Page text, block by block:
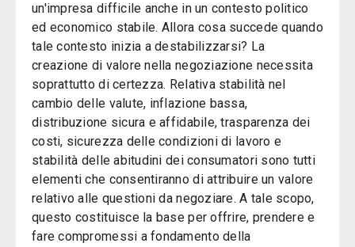
un'impresa difficile anche in un contesto politico
ed economico stabile. Allora cosa succede quando
tale contesto inizia a destabilizzarsi? La
creazione di valore nella negoziazione necessita
soprattutto di certezza. Relativa stabilità nel
cambio delle valute, inflazione bassa,
distribuzione sicura e affidabile, trasparenza dei
costi, sicurezza delle condizioni di lavoro e
stabilità delle abitudini dei consumatori sono tutti
elementi che consentiranno di attribuire un valore
relativo alle questioni da negoziare. A tale scopo,
questo costituisce la base per offrire, prendere e
fare compromessi a fondamento della